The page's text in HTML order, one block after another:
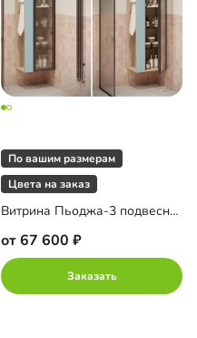
По вашим размерам
Цвета на заказ
Витрина Пьоджа-3 подвесная
от 67 600
Заказать